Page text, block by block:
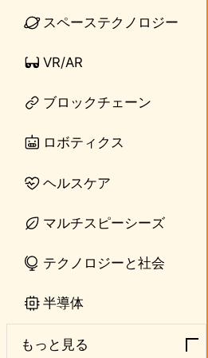
スペーステクノロジー
VR/AR
ブロックチェーン
ロボティクス
ヘルスケア
マルチスピーシーズ
テクノロジーと社会
半導体
もっと見る